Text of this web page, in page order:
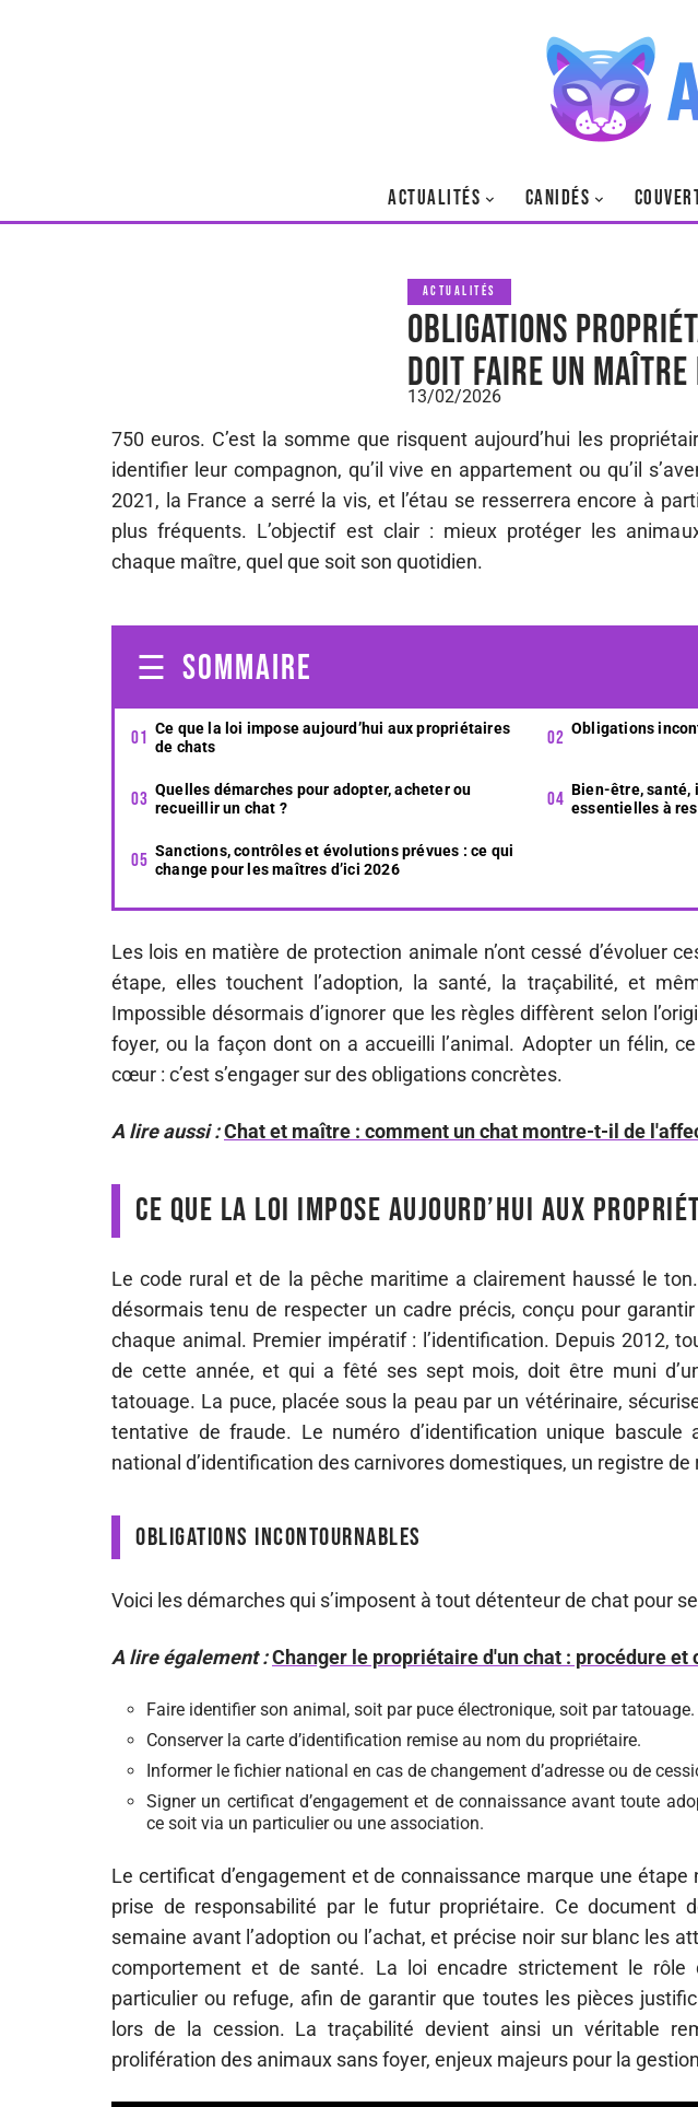
ACTUALITÉS CANIDÉS
ACTUALITÉS
Obligations
doit faire un maître
13/02/2026
750 euros. C’est la somme que risquent aujourd’hui les
identifier leur compagnon, qu’il vive en appartement ou qu’il
2021, la France a serré la vis, et l’étau se resserrera encore à
plus fréquents. L’objectif est clair : mieux protéger les
chaque maître, quel que soit son quotidien.
SOMMAIRE
Ce que la loi impose aujourd’hui aux propriétaires
de chats
Obligations
Quelles démarches pour adopter, acheter ou
recueillir un chat ?
Bien-être,
essentielles à
Sanctions, contrôles et évolutions prévues : ce qui
change pour les maîtres d’ici 2026
Les lois en matière de protection animale n’ont cessé d’évoluer
étape, elles touchent l’adoption, la santé, la traçabilité, et
Impossible désormais d’ignorer que les règles diffèrent selon
foyer, ou la façon dont on a accueilli l’animal. Adopter un félin,
cœur : c’est s’engager sur des obligations concrètes.
A lire aussi :Chat et maître : comment un chat montre-t-il de
Ce que la loi impose aujourd’hui aux
Le code rural et de la pêche maritime a clairement haussé le
désormais tenu de respecter un cadre précis, conçu pour
chaque animal. Premier impératif : l’identification. Depuis 2012,
de cette année, et qui a fêté ses sept mois, doit être muni
tatouage. La puce, placée sous la peau par un vétérinaire,
tentative de fraude. Le numéro d’identification unique
national d’identification des carnivores domestiques, un registre de
Obligations incontournables
Voici les démarches qui s’imposent à tout détenteur de chat pour
A lire également :Changer le propriétaire d'un chat : procédure et
Faire identifier son animal, soit par puce électronique, soit par tatouage.
Conserver la carte d’identification remise au nom du propriétaire.
Informer le fichier national en cas de changement d’adresse ou de
Signer un certificat d’engagement et de connaissance avant toute
ce soit via un particulier ou une association.
Le certificat d’engagement et de connaissance marque une étape
prise de responsabilité par le futur propriétaire. Ce document
semaine avant l’adoption ou l’achat, et précise noir sur blanc les
comportement et de santé. La loi encadre strictement le rôle
particulier ou refuge, afin de garantir que toutes les pièces
lors de la cession. La traçabilité devient ainsi un véritable
prolifération des animaux sans foyer, enjeux majeurs pour la